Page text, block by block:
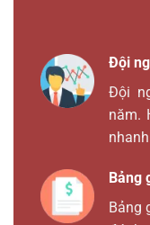
Đội
Đội
năm.
Bảng
Bảng